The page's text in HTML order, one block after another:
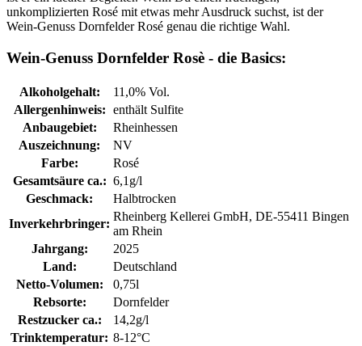
unkomplizierten Rosé mit etwas mehr Ausdruck suchst, ist der
Wein-Genuss Dornfelder Rosé genau die richtige Wahl.
Wein-Genuss Dornfelder Rosè - die Basics:
Alkoholgehalt:
11,0% Vol.
Allergenhinweis: enthält Sulfite
Anbaugebiet:
Rheinhessen
Auszeichnung:
NV
Farbe:
Rosé
Gesamtsäure ca.: 6,1g/l
Geschmack:
Halbtrocken
Inverkehrbringer:
Rheinberg Kellerei GmbH, DE-55411 Bingen
am Rhein
Jahrgang:
2025
Land:
Deutschland
Netto-Volumen:
0,75l
Rebsorte:
Dornfelder
Restzucker ca.:
14,2g/l
Trinktemperatur: 8-12°C